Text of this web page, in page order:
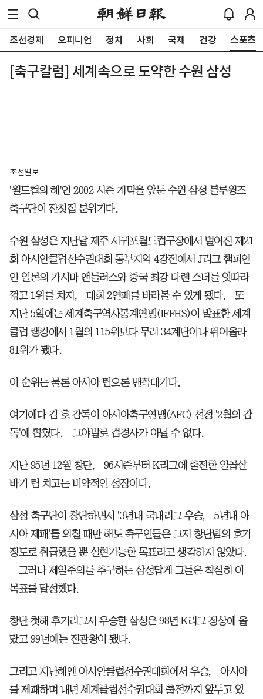
조선경제 오피니언 정치 사회 국제 건강 스포츠
[축구칼럼] 세계속으로 도약한 수원 삼성
조선일보
'월드컵의 해'인 2002 시즌 개막을 앞둔 수원 삼성 블루윙즈
축구단이 잔칫집 분위기다.
수원 삼성은 지난달 제주 서귀포월드컵구장에서 벌어진 제21
회 아시안클럽선수권대회 동부지역 4강전에서 J리그 챔피언
인 일본의 가시마 앤틀러스와 중국 최강 다롄 스더를 잇따라
꺾고 1위를 차지， 대회 2연패를 바라볼 수 있게 됐다. 또
지난 5일에는 세계축구역사통계연맹(IFFHS)이 발표한 세계
클럽 랭킹에서 1월의 115위보다 무려 34계단이나 뛰어올라
81위가 됐다.
이 순위는 물론 아시아 팀으론 맨꼭대기다.
여기에다 김 호 감독이 아시아축구연맹(AFC) 선정 '2월의 감
독'에 뽑혔다. 그야말로 겹경사가 아닐 수 없다.
지난 95년 12월 창단， 96시즌부터 K리그에 출전한 일곱살
바기 팀 치고는 비약적인 성장이다.
삼성 축구단이 창단하면서 '3년내 국내리그 우승， 5년내 아
시아 제패'를 외칠 때만 해도 축구인들은 그저 창단팀의 호기
정도로 취급했을 뿐 실현가능한 목표라고 생각하지 않았다.
그러나 제일주의를 추구하는 삼성답게 그들은 착실히 이
목표를 달성했다.
창단 첫해 후기리그서 우승한 삼성은 98년 K리그 정상에 올
랐고 99년에는 전관왕이 됐다.
그리고 지난해엔 아시안클럽선수권대회에서 우승， 아시아
를 제패하며 내년 세계클럽선수권대회 출전까지 앞두고 있